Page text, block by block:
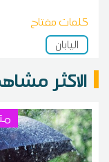
كلمات مفتاح
اليابان
الاكثر